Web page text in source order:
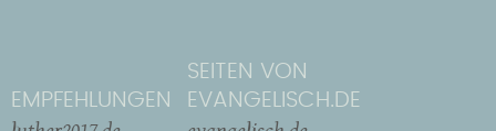
EMPFEHLUNGEN
SEITEN VON
EVANGELISCH.DE